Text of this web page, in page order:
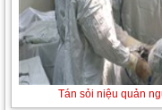
Tán sỏi niệu quản